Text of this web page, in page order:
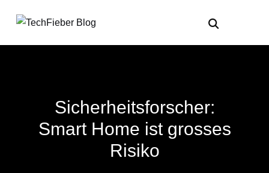
Sicherheitsforscher:
Smart Home ist grosses
Risiko